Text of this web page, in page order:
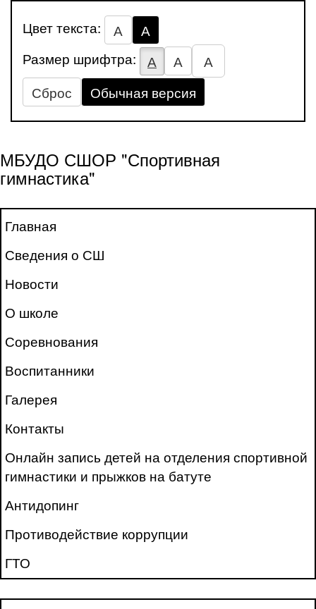
Цвет текста: А
А
Размер шрифтра:
А А
А
Сброс
Обычная версия
МБУДО СШОР "Спортивная
гимнастика"
Главная
Сведения о СШ
Новости
О школе
Соревнования
Воспитанники
Галерея
Контакты
Онлайн запись детей на отделения спортивной
гимнастики и прыжков на батуте
Антидопинг
Противодействие коррупции
ГТО